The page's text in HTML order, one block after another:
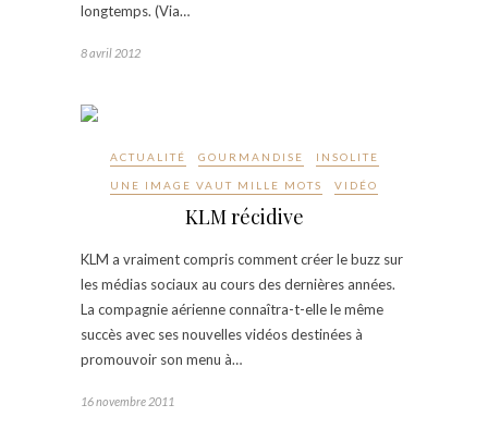
longtemps. (Via…
8 avril 2012
ACTUALITÉ GOURMANDISE INSOLITE
UNE IMAGE VAUT MILLE MOTS VIDÉO
KLM récidive
KLM a vraiment compris comment créer le buzz sur
les médias sociaux au cours des dernières années.
La compagnie aérienne connaîtra-t-elle le même
succès avec ses nouvelles vidéos destinées à
promouvoir son menu à…
16 novembre 2011